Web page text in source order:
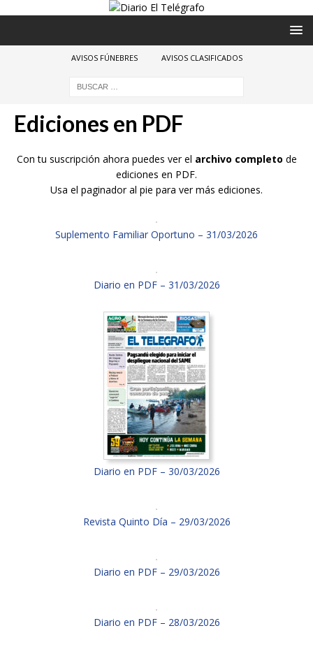
AVISOS FÚNEBRES AVISOS CLASIFICADOS
Ediciones en PDF
Con tu suscripción ahora puedes ver el archivo completo de
ediciones en PDF.
Usa el paginador al pie para ver más ediciones.
Suplemento Familiar Oportuno – 31/03/2026
Diario en PDF – 31/03/2026
Diario en PDF – 30/03/2026
Revista Quinto Día – 29/03/2026
Diario en PDF – 29/03/2026
Diario en PDF – 28/03/2026